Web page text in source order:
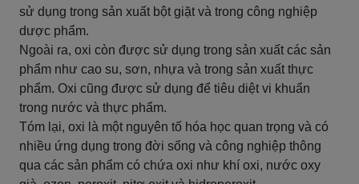
sử dụng trong sản xuất bột giặt và trong công nghiệp
dược phẩm.
Ngoài ra, oxi còn được sử dụng trong sản xuất các sản
phẩm như cao su, sơn, nhựa và trong sản xuất thực
phẩm. Oxi cũng được sử dụng để tiêu diệt vi khuẩn
trong nước và thực phẩm.
Tóm lại, oxi là một nguyên tố hóa học quan trọng và có
nhiều ứng dụng trong đời sống và công nghiệp thông
qua các sản phẩm có chứa oxi như khí oxi, nước oxy